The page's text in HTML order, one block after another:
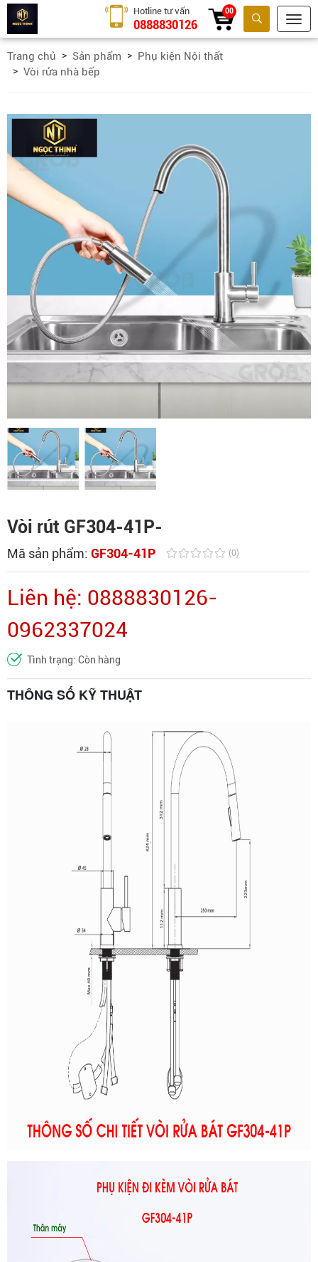
Tìm kiếm
Hotline tư vấn
0888830126
00
Trang chủ Sản phẩm
Phụ kiện Nội thất
Vòi rửa nhà bếp
Vòi rút GF304-41P-
Mã sản phẩm: GF304-41P (0)
Liên hệ: 0888830126-
0962337024
Tình trạng: Còn hàng
THÔNG SỐ KỸ THUẬT